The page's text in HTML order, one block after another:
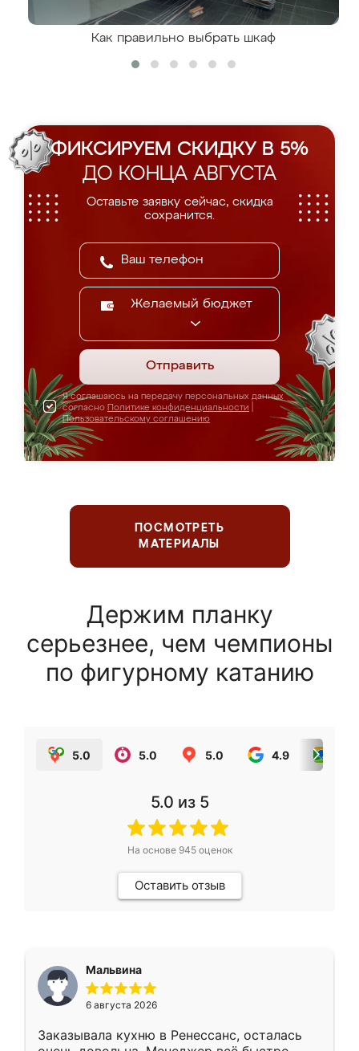
Как правильно выбрать шкаф
ФИКСИРУЕМ СКИДКУ В 5%
ДО КОНЦА АВГУСТА
Оставьте заявку сейчас, скидка
сохранится.
Желаемый бюджет
Отправить
Я соглашаюсь на передачу персональных данных
согласно Политике конфиденциальности
Пользовательскому соглашению
ПОСМОТРЕТЬ
МАТЕРИАЛЫ
Держим планку
серьезнее, чем чемпионы
по фигурному катанию
5.0 5.0 5.0 4.9
5.0 из 5
На основе 945оценок
Оставить отзыв
Мальвина
6 августа 2026
Заказывала кухню в Ренессанс, осталась